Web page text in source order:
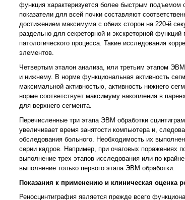
функция характеризуется более быстрым
показатели для всей почки составляют
достижением максимума с обеих сторон на 220-й
раздельно для секреторной и экскреторной
патологического процесса. Такие исследования
элементов.
Четвертым эталон анализа, или третьим этапом ЭВМ
и нижнему. В норме функциональная активность
максимальной активностью, активность нижнего
норме соответствует максимуму накопления в
для верхнего сегмента.
Перечисленные три этапа ЭВМ обработки
увеличивает время занятости компьютера и,
обследования больного. Необходимость их
серии кадров. Например, при очаговых поражениях
выполнение трех этапов исследования или по
выполнение только первого этапа ЭВМ обработки.
Показания к применению и клиническая оценка
Реносцинтиграфия является прежде всего